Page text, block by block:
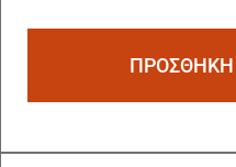
ΠΡΟΣΘΗΚΗ